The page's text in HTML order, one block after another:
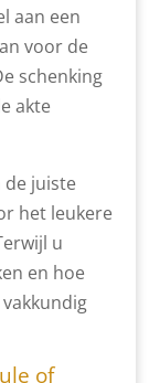
aan een
voor de
schenking
akte
de juiste
het leukere
u
en hoe
of